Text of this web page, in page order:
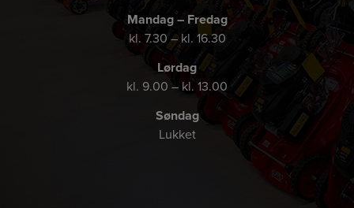
Mandag – Fredag
kl. 7.30 – kl. 16.30
Lørdag
kl. 9.00 – kl. 13.00
Søndag
Lukket